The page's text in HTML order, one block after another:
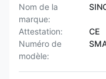
Nom de la
marque:
Attestation:
CE
Numéro de
modèle: